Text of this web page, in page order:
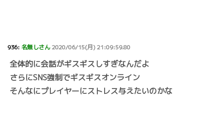
936: 名無しさん2020/06/15(月) 21:09:59.80
全体的に会話がギスギスしすぎなんだよ
さらにSNS強制でギスギスオンライン
そんなにプレイヤーにストレス与えたいのかな